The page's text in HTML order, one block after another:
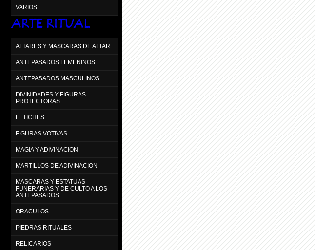
VARIOS
ARTE RITUAL
ALTARES Y MASCARAS DE ALTAR
ANTEPASADOS FEMENINOS
ANTEPASADOS MASCULINOS
DIVINIDADES Y FIGURAS
PROTECTORAS
FETICHES
FIGURAS VOTIVAS
MAGIA Y ADIVINACION
MARTILLOS DE ADIVINACION
MASCARAS Y ESTATUAS
FUNERARIAS Y DE CULTO A LOS
ANTEPASADOS
ORACULOS
PIEDRAS RITUALES
RELICARIOS